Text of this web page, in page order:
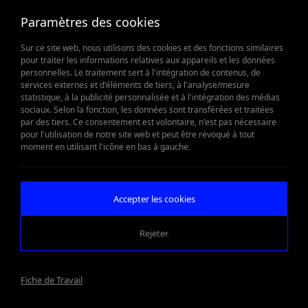
Paramètres des cookies
Sur ce site web, nous utilisons des cookies et des fonctions similaires
pour traiter les informations relatives aux appareils et les données
personnelles. Le traitement sert à l'intégration de contenus, de
services externes et d'éléments de tiers, à l'analyse/mesure
statistique, à la publicité personnalisée et à l'intégration des médias
sociaux. Selon la fonction, les données sont transférées et traitées
par des tiers. Ce consentement est volontaire, n'est pas nécessaire
pour l'utilisation de notre site web et peut être révoqué à tout
moment en utilisant l'icône en bas à gauche.
Accepter les cookies
Rejeter
Fiche de Travail